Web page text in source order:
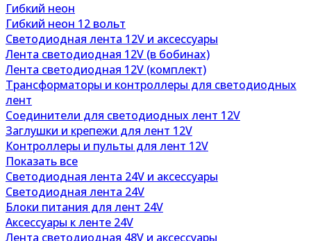
Гибкий неон
Гибкий неон 12 вольт
Светодиодная лента 12V и аксессуары
Лента светодиодная 12V (в бобинах)
Лента светодиодная 12V (комплект)
Трансформаторы и контроллеры для светодиодных
лент
Соединители для светодиодных лент 12V
Заглушки и крепежи для лент 12V
Контроллеры и пульты для лент 12V
Показать все
Светодиодная лента 24V и аксессуары
Светодиодная лента 24V
Блоки питания для лент 24V
Аксессуары к ленте 24V
Лента светодиодная 48V и аксессуары